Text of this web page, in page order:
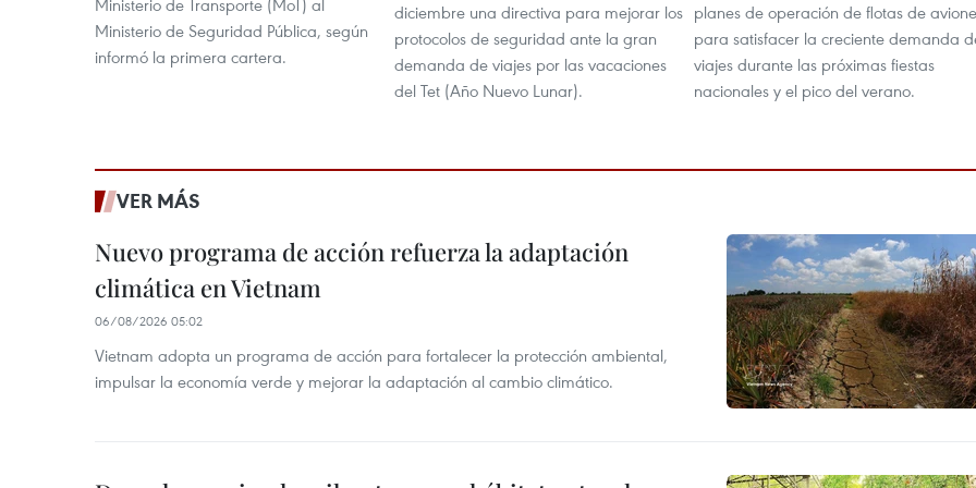
Ministerio de Transporte (MoT) al
Ministerio de Seguridad Pública, según
informó la primera cartera.
diciembre una directiva para mejorar los
protocolos de seguridad ante la gran
demanda de viajes por las vacaciones
del Tet (Año Nuevo Lunar).
planes de operación de flotas de
para satisfacer la creciente demanda
viajes durante las próximas fiestas
nacionales y el pico del verano.
VER MÁS
Nuevo programa de acción refuerza la adaptación
climática en Vietnam
06/08/2026 05:02
Vietnam adopta un programa de acción para fortalecer la protección ambiental,
impulsar la economía verde y mejorar la adaptación al cambio climático.